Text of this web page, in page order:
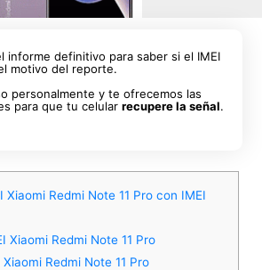
informe definitivo para saber si el IMEI
motivo del reporte.
personalmente y te ofrecemos las
para que tu celularrecupere la señal.
Xiaomi Redmi Note 11 Pro con IMEI
Xiaomi Redmi Note 11 Pro
Redmi Note 11 Pro